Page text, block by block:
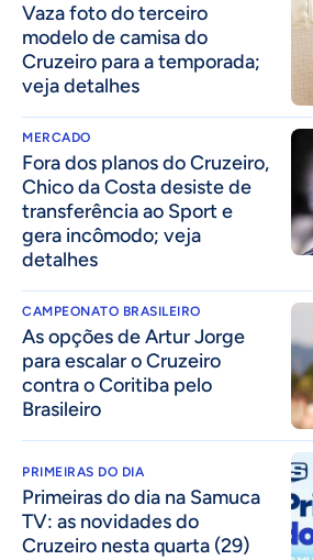
Vaza foto do terceiro
modelo de camisa do
Cruzeiro para a temporada;
veja detalhes
MERCADO
Fora dos planos do Cruzeiro,
Chico da Costa desiste de
transferência ao Sport e
gera incômodo; veja
detalhes
CAMPEONATO BRASILEIRO
As opções de Artur Jorge
para escalar o Cruzeiro
contra o Coritiba pelo
Brasileiro
PRIMEIRAS DO DIA
Primeiras do dia na Samuca
TV: as novidades do
Cruzeiro nesta quarta (29)